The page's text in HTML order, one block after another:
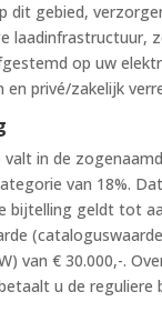
dit gebied,
laadinfrastructuur,
op uw
en privé/zakelijk
in de
van 18%. Dat
bijtelling geldt tot
van € 30.000,-.
u de reguliere